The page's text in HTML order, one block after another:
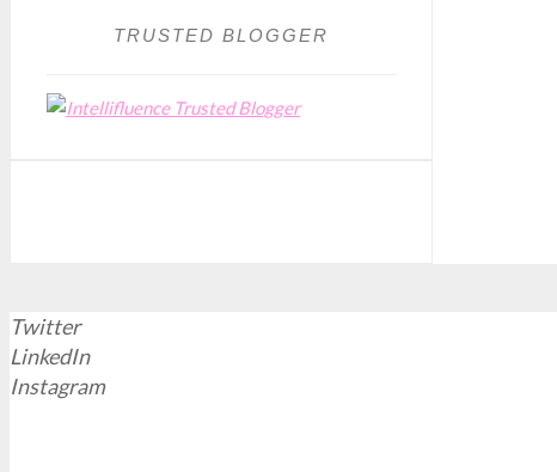
TRUSTED BLOGGER
Twitter
LinkedIn
Instagram